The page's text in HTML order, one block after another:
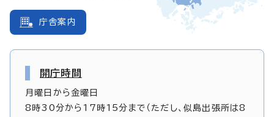
庁舎案内
開庁時間
月曜日から金曜日
8時30分から17時15分まで（ただし、似島出張所は8